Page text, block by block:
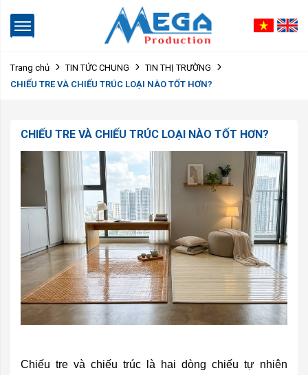
Trang chủ TIN TỨC CHUNG
TIN THỊ TRƯỜNG
CHIẾU TRE VÀ CHIẾU TRÚC LOẠI NÀO TỐT HƠN?
CHIẾU TRE VÀ CHIẾU TRÚC LOẠI NÀO TỐT HƠN?
Chiếu tre và chiếu trúc là hai dòng chiếu tự nhiên